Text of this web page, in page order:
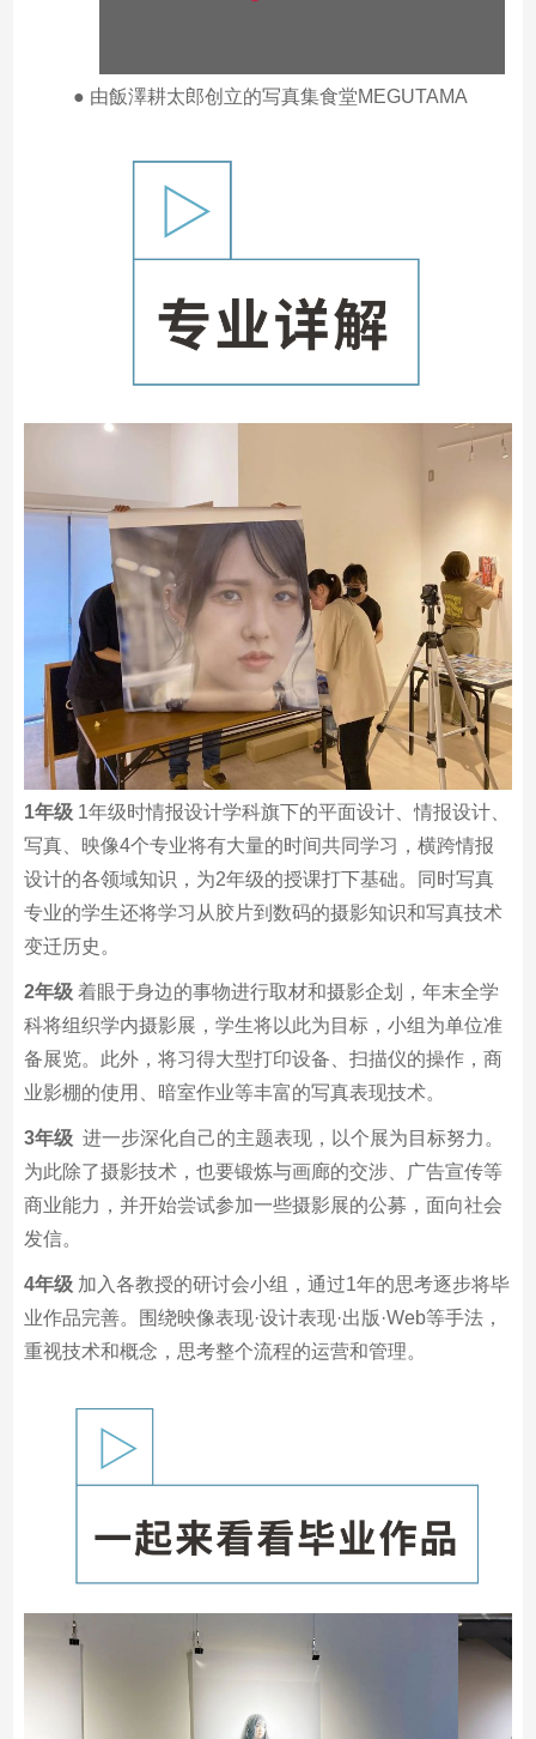
● 由飯澤耕太郎创立的写真集食堂MEGUTAMA
1年级 1年级时情报设计学科旗下的平面设计、情报设计、
写真、映像4个专业将有大量的时间共同学习，横跨情报
设计的各领域知识，为2年级的授课打下基础。同时写真
专业的学生还将学习从胶片到数码的摄影知识和写真技术
变迁历史。
2年级 着眼于身边的事物进行取材和摄影企划，年末全学
科将组织学内摄影展，学生将以此为目标，小组为单位准
备展览。此外，将习得大型打印设备、扫描仪的操作，商
业影棚的使用、暗室作业等丰富的写真表现技术。
3年级 进一步深化自己的主题表现，以个展为目标努力。
为此除了摄影技术，也要锻炼与画廊的交涉、广告宣传等
商业能力，并开始尝试参加一些摄影展的公募，面向社会
发信。
4年级 加入各教授的研讨会小组，通过1年的思考逐步将毕
业作品完善。围绕映像表现·设计表现·出版·Web等手法，
重视技术和概念，思考整个流程的运营和管理。